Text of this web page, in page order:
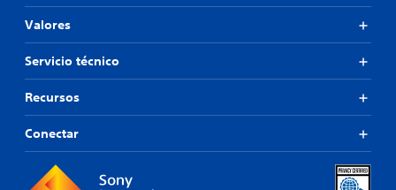
Valores
Servicio técnico
Recursos
Conectar